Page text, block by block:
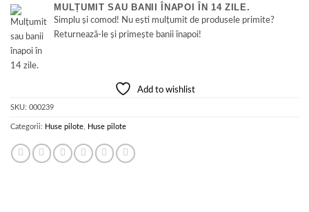
MULȚUMIT SAU BANII ÎNAPOI ÎN 14 ZILE.
Simplu și comod! Nu ești mulțumit de produsele primite?
Returnează-le și primește banii înapoi!
Add to wishlist
SKU: 000239
Categorii: Huse pilote Huse pilote